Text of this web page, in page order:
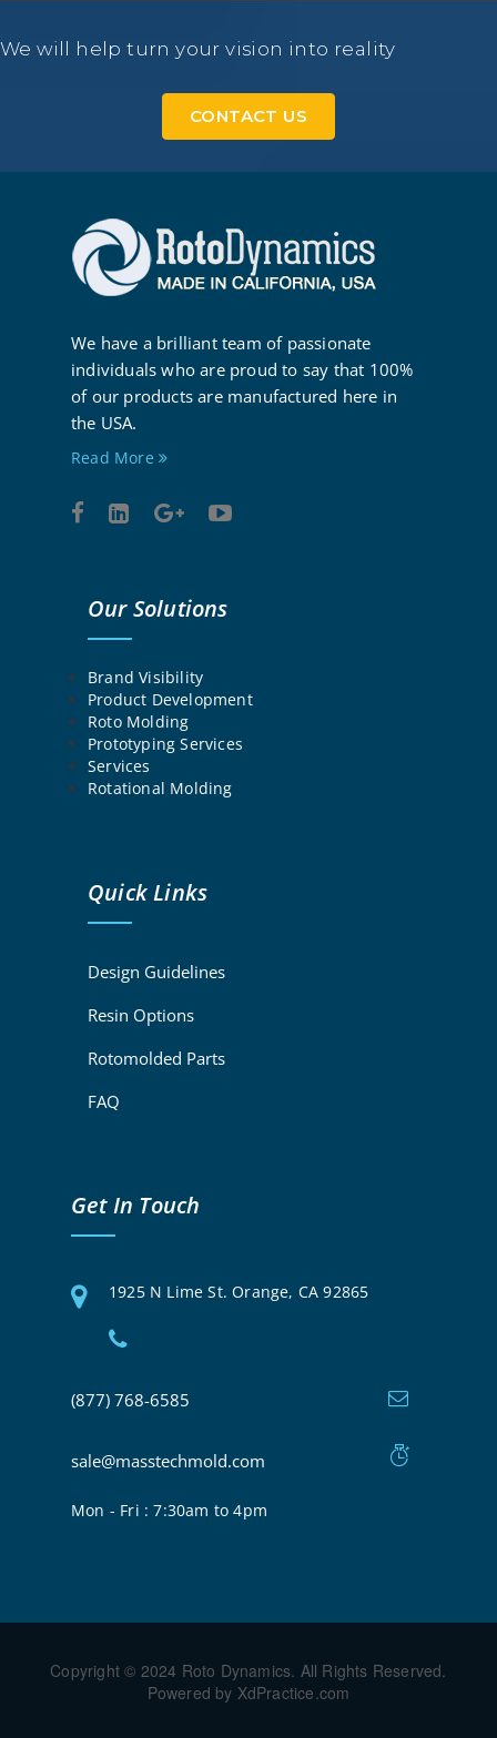
We will help turn your vision into reality
CONTACT US
We have a brilliant team of passionate
individuals who are proud to say that 100%
of our products are manufactured here in
the USA.
Read More
Our Solutions
Brand Visibility
Product Development
Roto Molding
Prototyping Services
Services
Rotational Molding
Quick Links
Design Guidelines
Resin Options
Rotomolded Parts
FAQ
Get In Touch
1925 N Lime St. Orange, CA 92865
(877) 768-6585
sale@masstechmold.com
Mon - Fri : 7:30am to 4pm
Copyright © 2024 Roto Dynamics. All Rights Reserved.
Powered by XdPractice.com